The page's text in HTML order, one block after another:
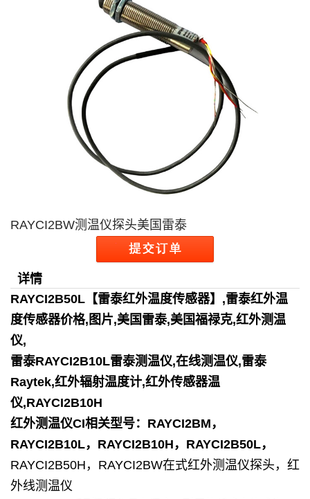
RAYCI2BW测温仪探头美国雷泰
详情
RAYCI2B50L【雷泰红外温度传感器】,雷泰红外温
度传感器价格,图片,美国雷泰,美国福禄克,红外测温
仪,
雷泰RAYCI2B10L雷泰测温仪,在线测温仪,雷泰
Raytek,红外辐射温度计,红外传感器温
仪,RAYCI2B10H
红外测温仪CI相关型号：RAYCI2BM，
RAYCI2B10L，RAYCI2B10H，RAYCI2B50L，
RAYCI2B50H， RAYCI2BW在式红外测温仪探头， 红
外线测温仪